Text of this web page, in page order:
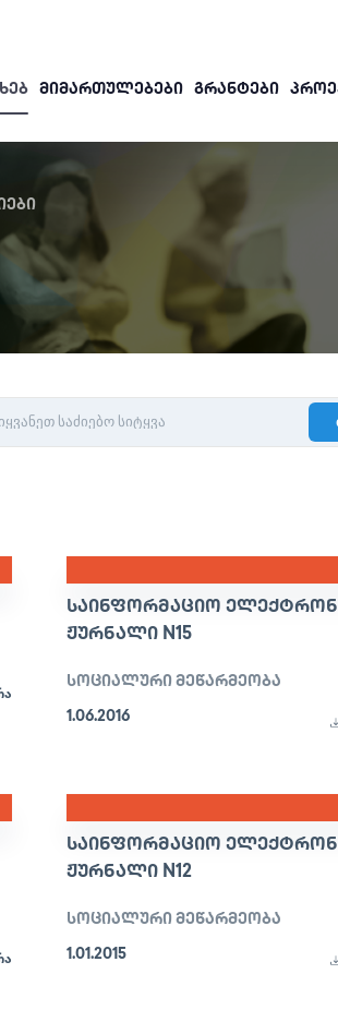
ᲛᲘᲛᲐᲠᲗᲣᲚᲔᲑᲔᲑᲘ ᲒᲠᲐᲜᲢᲔᲑᲘ
ᲡᲐᲘᲜᲤᲝᲠᲛᲐᲪᲘᲝ
ᲟᲣᲠᲜᲐᲚᲘ N15
სოციალური მეწარმეობა
1.06.2016
ᲡᲐᲘᲜᲤᲝᲠᲛᲐᲪᲘᲝ
ᲟᲣᲠᲜᲐᲚᲘ N12
სოციალური მეწარმეობა
1.01.2015